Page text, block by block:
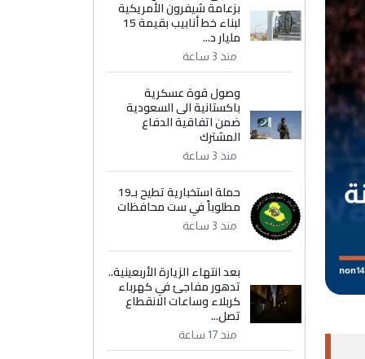
بزعامة شيفرون الأمريكية
لبناء خط أنابيب بقيمة 15
مليار د...
منذ 3 ساعة
وصول قوة عسكرية
باكستانية الى السعودية
ضمن اتفاقية الدفاع
المشترك
منذ 3 ساعة
حملة استخبارية تطيح بـ19
مطلوباً في ست محافظات
منذ 3 ساعة
بعد انتهاء الزيارة الأربعينية..
تدهور مفاجئ في كهرباء
كربلاء وساعات الانقطاع
تصل...
منذ 17 ساعة